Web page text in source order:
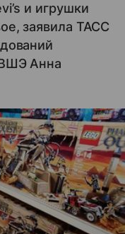
и игрушки
заявила ТАСС
Анна